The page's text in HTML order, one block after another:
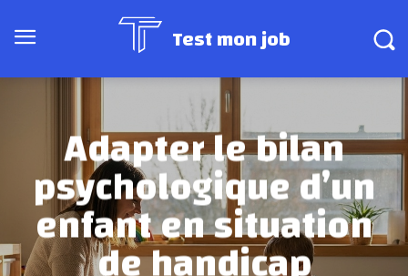
Test mon job
Adapter le bilan
psychologique d’un
enfant en situation